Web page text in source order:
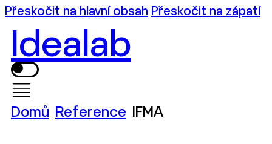
Přeskočit na hlavní obsah Přeskočit na zápatí
Idealab
Domů Reference IFMA